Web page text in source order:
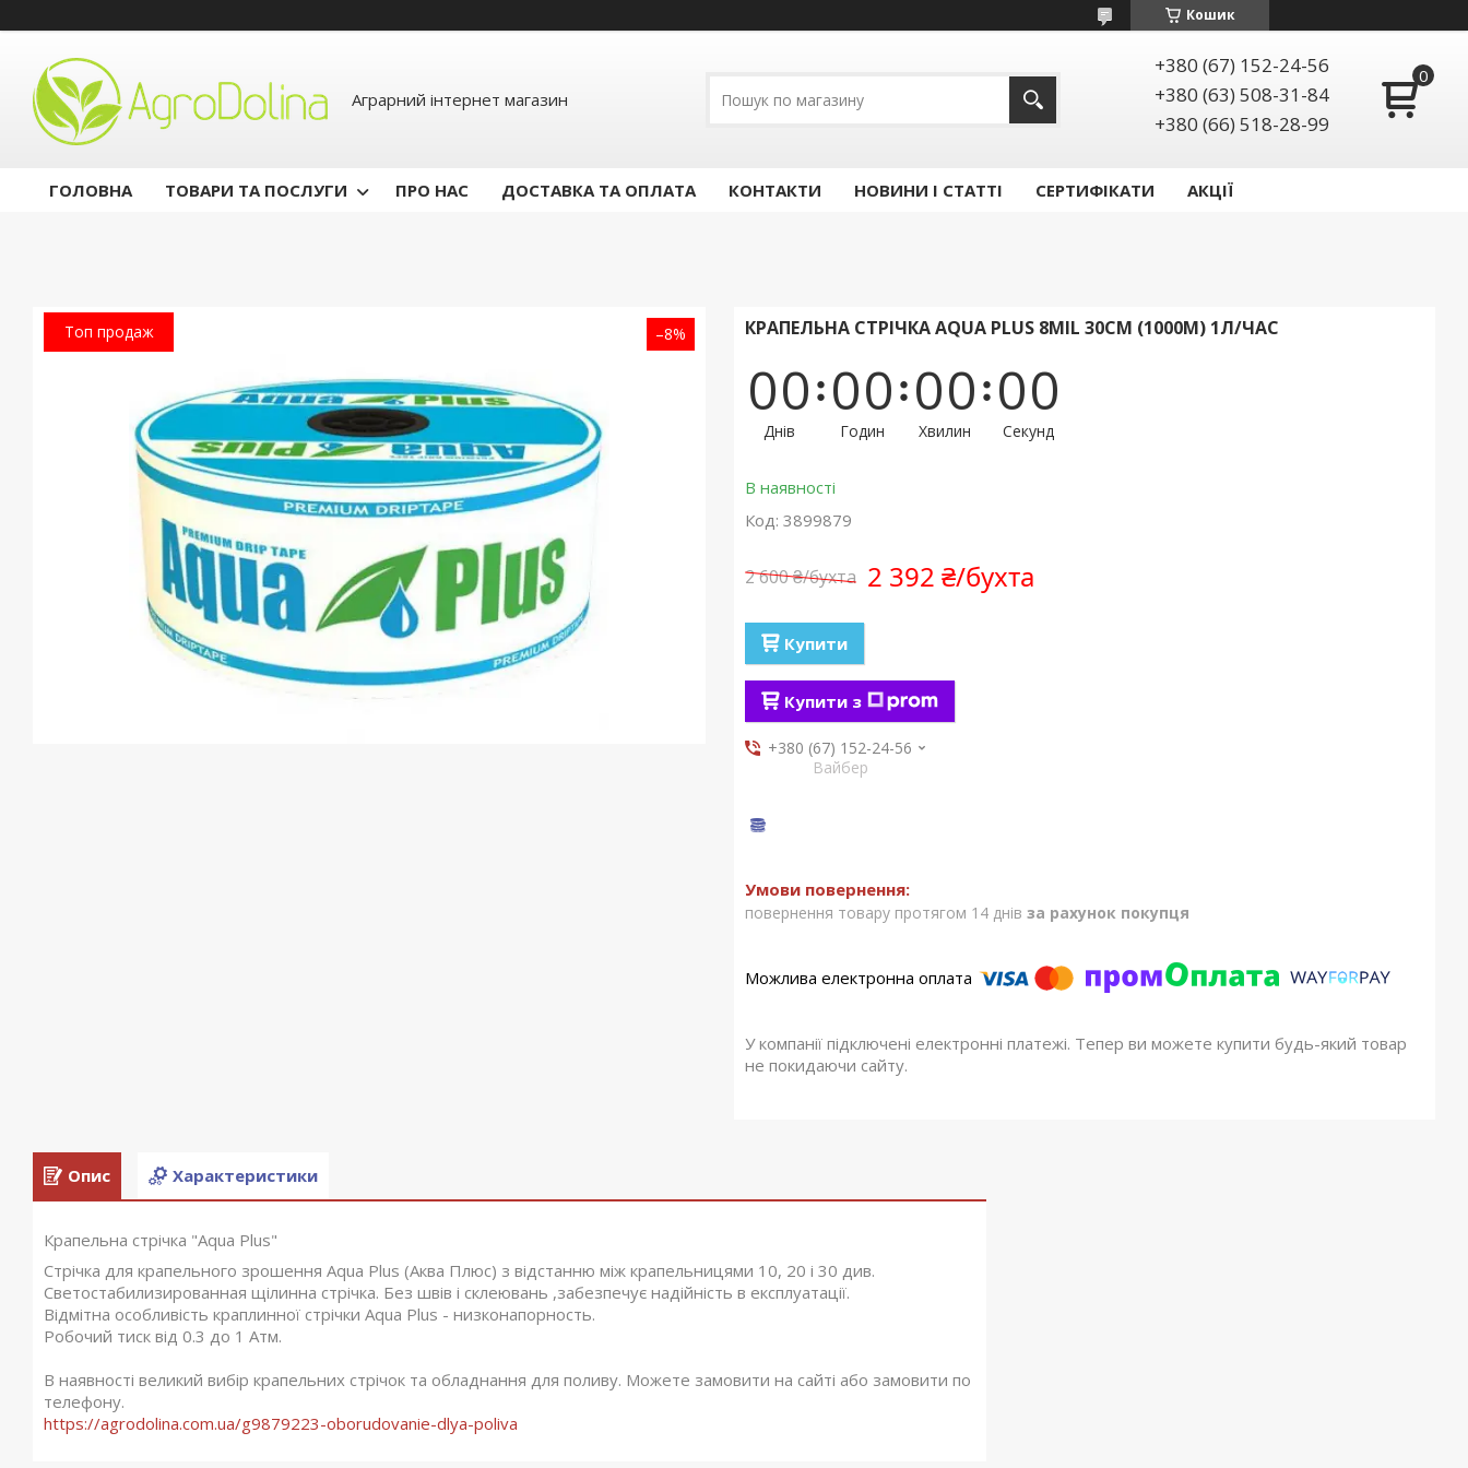
Кошик
Аграрний інтернет магазин
+380 (67) 152-24-56
+380 (63) 508-31-84
+380 (66) 518-28-99
ГОЛОВНА ТОВАРИ ТА ПОСЛУГИ ПРО НАС ДОСТАВКА ТА ОПЛАТА КОНТАКТИ НОВИНИ І СТАТТІ СЕРТИФІКАТИ АКЦІЇ
Топ продаж –8% КРАПЕЛЬНА СТРІЧКА AQUA PLUS 8MIL 30СМ (1000М) 1Л/ЧАС
00
Днів
00
Годин
00
Хвилин
00
Секунд
В наявності
Код: 3899879
2 600 ₴/бухта 2 392 ₴/бухта
Купити
Купити з
+380 (67) 152-24-56
Вайбер
повернення товару протягом 14 днів за рахунок покупця
У компанії підключені електронні платежі. Тепер ви можете купити будь-який товар
не покидаючи сайту.
Опис Характеристики
Крапельна стрічка "Aqua Plus"
Стрічка для крапельного зрошення Aqua Plus (Аква Плюс) з відстанню між крапельницями 10, 20 і 30 див.
Светостабилизированная щілинна стрічка. Без швів і склеювань ,забезпечує надійність в експлуатації.
Відмітна особливість краплинної стрічки Aqua Plus - низконапорность.
Робочий тиск від 0.3 до 1 Атм.
В наявності великий вибір крапельних стрічок та обладнання для поливу. Можете замовити на сайті або замовити по
телефону.
https://agrodolina.com.ua/g9879223-oborudovanie-dlya-poliva